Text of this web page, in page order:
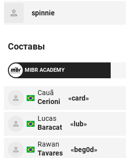
spinnie
Составы
MIBR ACADEMY
Cauã
Cerioni
«card»
Lucas
Baracat
«lub»
Rawan
Tavares
«beg0d»